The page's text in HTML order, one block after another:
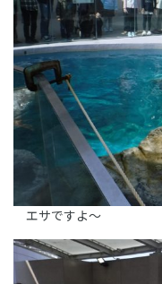
エサですよ～